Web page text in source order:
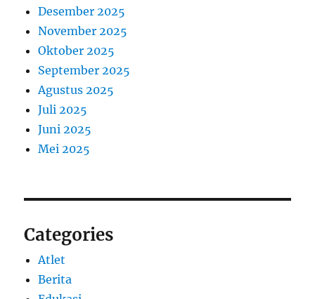
Desember 2025
November 2025
Oktober 2025
September 2025
Agustus 2025
Juli 2025
Juni 2025
Mei 2025
Categories
Atlet
Berita